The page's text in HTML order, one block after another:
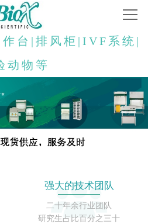
台|排风柜|IVF系统|
动物等
强大的技术团队
二十年余行业团队
研究生占比百分之三十